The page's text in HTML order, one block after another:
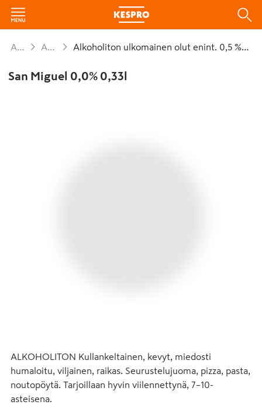
AlkoholijuomatAlkoholiton olutAlkoholiton ulkomainen olut enint. 0,5 % alv 13,5 % plo
San Miguel 0,0% 0,33l
ALKOHOLITON Kullankeltainen, kevyt, miedosti
humaloitu, viljainen, raikas. Seurustelujuoma, pizza, pasta,
noutopöytä. Tarjoillaan hyvin viilennettynä, 7–10-
asteisena.